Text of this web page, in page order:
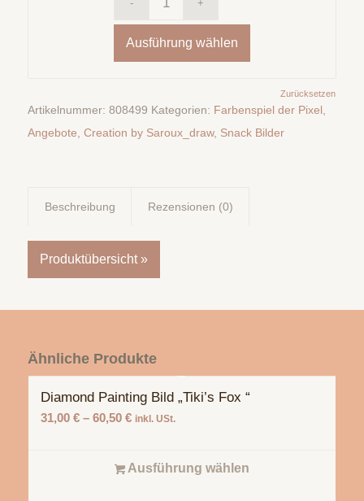
Zurücksetzen
Ausführung wählen
Artikelnummer: 808499 Kategorien: Farbenspiel der Pixel
Angebote Creation by Saroux_draw, Snack Bilder
Beschreibung Rezensionen (0)
Produktübersicht »
Ähnliche Produkte
Diamond Painting Bild „Tiki’s Fox “
31,00 €– 60,50 € inkl. USt.
Ausführung wählen